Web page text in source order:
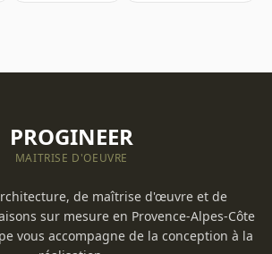
PROGINEER
MAITRISE D'OEUVRE
de maîtrise d'œuvre et de
sur mesure en Provence-Alpes-Côte
vous accompagne de la conception à la